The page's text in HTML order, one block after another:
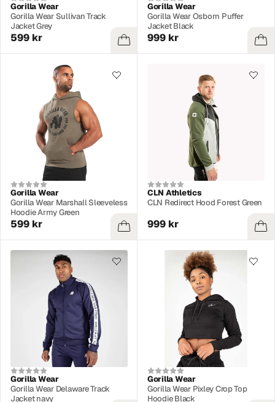
Gorilla Wear
Gorilla Wear Sullivan Track
Jacket Grey
599 kr
Gorilla Wear
Gorilla Wear Osborn Puffer
Jacket Black
999 kr
Gorilla Wear
Gorilla Wear Marshall Sleeveless
Hoodie Army Green
599 kr
CLN Athletics
CLN Redirect Hood Forest Green
999 kr
Gorilla Wear
Gorilla Wear Delaware Track
Jacket navy
Gorilla Wear
Gorilla Wear Pixley Crop Top
Hoodie Black